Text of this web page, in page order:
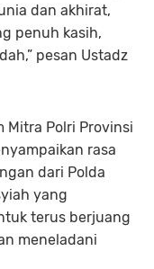
dan akhirat,
penuh kasih,
pesan Ustadz
Mitra Polri Provinsi
rasa
dari Polda
yang
terus berjuang
meneladani